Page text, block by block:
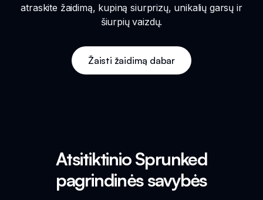
atraskite žaidimą, kupiną siurprizų, unikalių garsų ir
šiurpių vaizdų.
Žaisti žaidimą dabar
Atsitiktinio Sprunked
pagrindinės savybės